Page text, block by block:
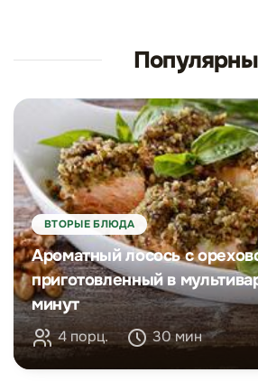
ВТОРЫЕ БЛЮДА
Ароматный лосось с
приготовленный в
минут
4 порц. 30 мин